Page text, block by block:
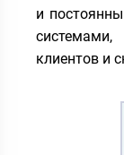
и
клиентов и